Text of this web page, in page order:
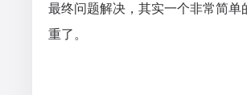
最终问题解决，其实一个非常简
重了。